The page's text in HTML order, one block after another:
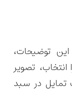
توضیحات،
تصویر
تمایل در سبد